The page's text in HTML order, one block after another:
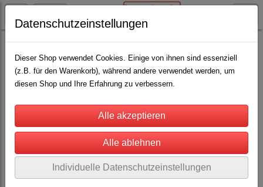
Rinderhaltung Drencher, Tränkeflaschen, Eimer und Sauger(27)
Datenschutzeinstellungen
Dieser Shop verwendet Cookies. Einige von ihnen sind essenziell
(z.B. für den Warenkorb), während andere verwendet werden, um
diesen Shop und Ihre Erfahrung zu verbessern.
Individuelle Datenschutzeinstellungen